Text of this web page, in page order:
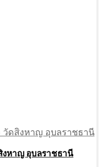
งหาญ อุบลราชธานี